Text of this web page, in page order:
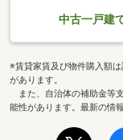
中古一戸建
※賃貸家賃及び物件購入額
があります。
また、自治体の補助金等
能性があります。最新の情